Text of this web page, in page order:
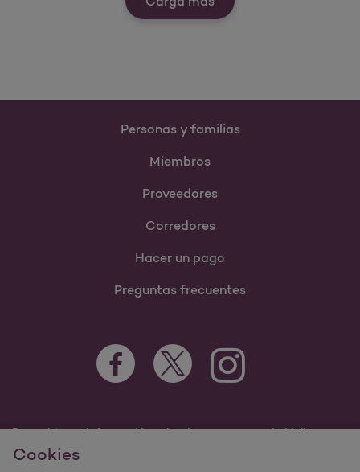
Cookies
Personas y familias
Miembros
Proveedores
Corredores
Hacer un pago
Preguntas frecuentes
Para obtener información sobre los programas de Molina
Healthcare Medicaid y Medicare, visite